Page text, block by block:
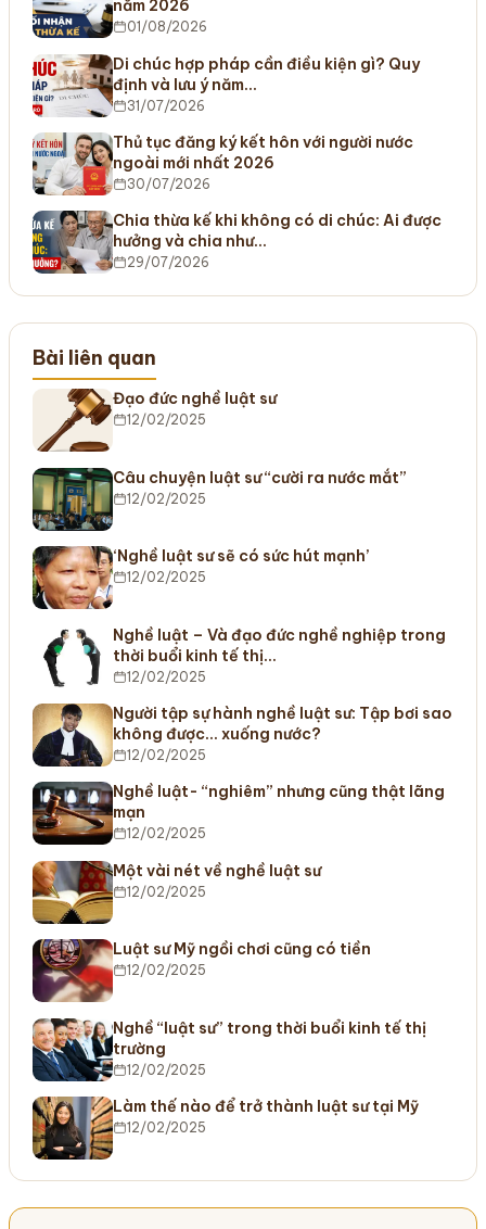
năm 2026
01/08/2026
Di chúc hợp pháp cần điều kiện gì? Quy
định và lưu ý năm…
31/07/2026
Thủ tục đăng ký kết hôn với người nước
ngoài mới nhất 2026
30/07/2026
Chia thừa kế khi không có di chúc: Ai được
hưởng và chia như…
29/07/2026
Bài liên quan
Đạo đức nghề luật sư
12/02/2025
Câu chuyện luật sư “cười ra nước mắt”
12/02/2025
‘Nghề luật sư sẽ có sức hút mạnh’
12/02/2025
Nghề luật – Và đạo đức nghề nghiệp trong
thời buổi kinh tế thị…
12/02/2025
Người tập sự hành nghề luật sư: Tập bơi sao
không được… xuống nước?
12/02/2025
Nghề luật- “nghiêm” nhưng cũng thật lãng
mạn
12/02/2025
Một vài nét về nghề luật sư
12/02/2025
Luật sư Mỹ ngồi chơi cũng có tiền
12/02/2025
Nghề “luật sư” trong thời buổi kinh tế thị
trường
12/02/2025
Làm thế nào để trở thành luật sư tại Mỹ
12/02/2025